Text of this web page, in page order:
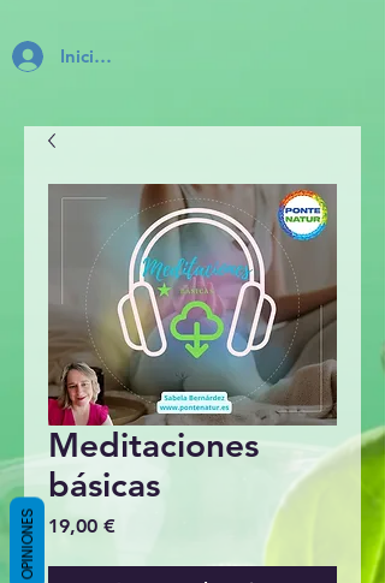
Inicia Sesión
Meditaciones
básicas
19,00 €
OPINIONES